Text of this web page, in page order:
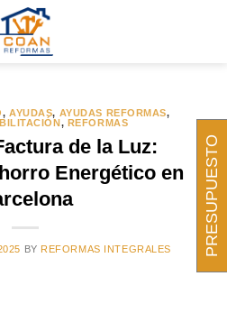
,AYUDAS, AYUDAS REFORMAS,
, REFORMAS
de la Luz:
Energético en
BY REFORMAS INTEGRALES PRESUPUESTO